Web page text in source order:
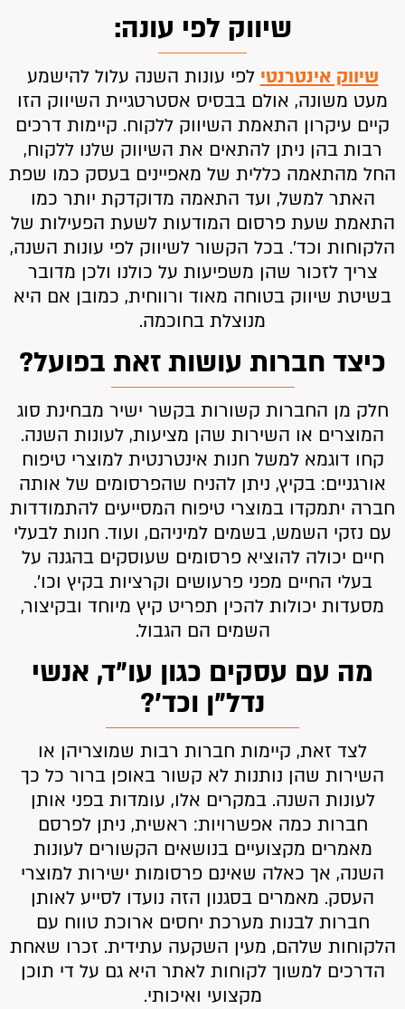
שיווק לפי עונה:
שיווק אינטרנטי לפי עונות השנה עלול להישמע
מעט משונה, אולם בבסיס אסטרטגיית השיווק הזו
קיים עיקרון התאמת השיווק ללקוח. קיימות דרכים
רבות בהן ניתן להתאים את השיווק שלנו ללקוח,
החל מהתאמה כללית של מאפיינים בעסק כמו שפת
האתר למשל, ועד התאמה מדוקדקת יותר כמו
התאמת שעת פרסום המודעות לשעת הפעילות של
הלקוחות וכד’. בכל הקשור לשיווק לפי עונות השנה,
צריך לזכור שהן משפיעות על כולנו ולכן מדובר
בשיטת שיווק בטוחה מאוד ורווחית, כמובן אם היא
מנוצלת בחוכמה.
כיצד חברות עושות זאת בפועל?
חלק מן החברות קשורות בקשר ישיר מבחינת סוג
המוצרים או השירות שהן מציעות, לעונות השנה.
קחו דוגמא למשל חנות אינטרנטית למוצרי טיפוח
אורגניים: בקיץ, ניתן להניח שהפרסומים של אותה
חברה יתמקדו במוצרי טיפוח המסייעים להתמודדות
עם נזקי השמש, בשמים למיניהם, ועוד. חנות לבעלי
חיים יכולה להוציא פרסומים שעוסקים בהגנה על
בעלי החיים מפני פרעושים וקרציות בקיץ וכו’.
מסעדות יכולות להכין תפריט קיץ מיוחד ובקיצור,
השמים הם הגבול.
מה עם עסקים כגון עו”ד, אנשי
נדל”ן וכד’?
לצד זאת, קיימות חברות רבות שמוצריהן או
השירות שהן נותנות לא קשור באופן ברור כל כך
לעונות השנה. במקרים אלו, עומדות בפני אותן
חברות כמה אפשרויות: ראשית, ניתן לפרסם
מאמרים מקצועיים בנושאים הקשורים לעונות
השנה, אך כאלה שאינם פרסומות ישירות למוצרי
העסק. מאמרים בסגנון הזה נועדו לסייע לאותן
חברות לבנות מערכת יחסים ארוכת טווח עם
הלקוחות שלהם, מעין השקעה עתידית. זכרו שאחת
הדרכים למשוך לקוחות לאתר היא גם על די תוכן
מקצועי ואיכותי.